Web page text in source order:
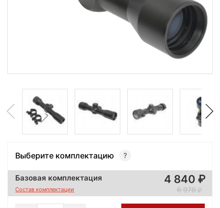
Выберите комплектацию
Базовая комплектация
Состав комплектации
4 840
6 978